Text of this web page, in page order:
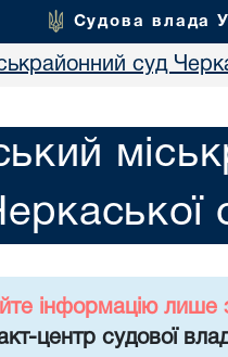
Судова влада
суд
інформацію лише
центр судової